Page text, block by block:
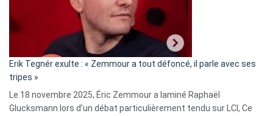
«
C’est
fake
news
Erik Tegnér exulte : « Zemmour a tout défoncé, il parle avec ses
tripes »
Le 18 novembre 2025, Éric Zemmour a laminé Raphaël
Glucksmann lors d’un débat particulièrement tendu sur LCI, Ce